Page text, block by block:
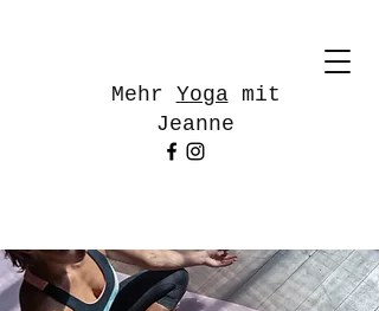
Mehr Yogamit
Jeanne